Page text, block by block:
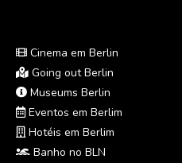
Cinema em Berlin
Going out Berlin
Museums Berlin
Eventos em Berlim
Hotéis em Berlim
Banho no BLN